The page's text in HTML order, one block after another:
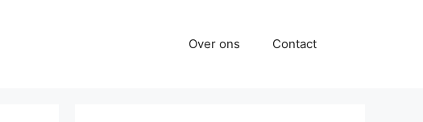
Over ons Contact